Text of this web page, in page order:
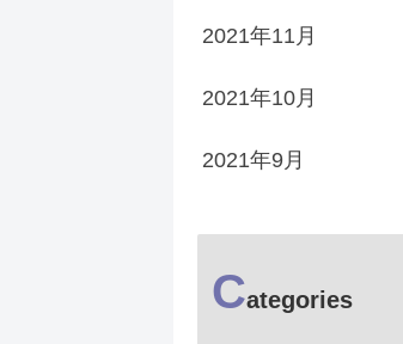
2021年11月
2021年10月
2021年9月
Categories